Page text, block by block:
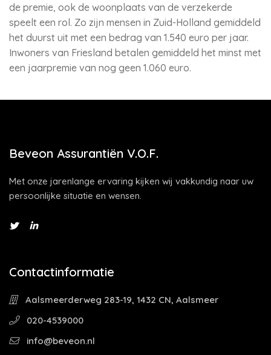
de premie, ook de woonplaats van de verzekerde
speelt een rol. Zo zijn mensen in Zuid-Holland gemiddeld
het duurst uit met een bedrag van 1.540 euro per jaar.
Inwoners van Friesland betalen gemiddeld het minst met
een jaarpremie van nog geen 1.060 euro.
Beveon Assurantiën V.O.F.
Met onze jarenlange ervaring kijken wij vakkundig naar uw
persoonlijke situatie en wensen.
Contactinformatie
Aalsmeerderweg 283-19, 1432 CN, Aalsmeer
020-4539000
info@beveon.nl